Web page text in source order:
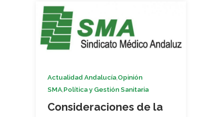
Actualidad Andalucía,Opinión
SMA,Política y Gestión Sanitaria
Consideraciones de la